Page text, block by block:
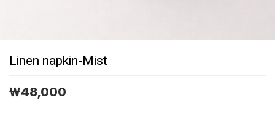
Linen napkin-Mist
￦48,000